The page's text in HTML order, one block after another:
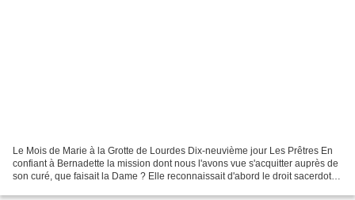
Le Mois de Marie à la Grotte de Lourdes Dix-neuvième jour Les Prêtres En
confiant à Bernadette la mission dont nous l'avons vue s'acquitter auprès de
son curé, que faisait la Dame ? Elle reconnaissait d'abord le droit sacerdotal